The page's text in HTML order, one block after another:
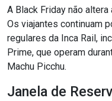
A Black Friday não
Os viajantes continuam
regulares da Inca Rail,
Prime, que operam
Machu Picchu.
Janela de